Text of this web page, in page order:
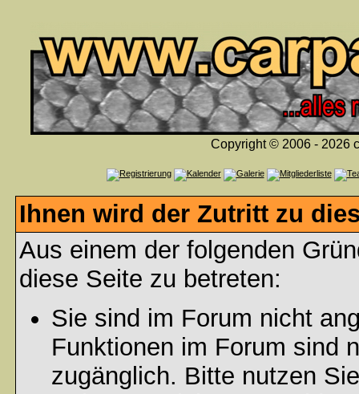
Copyright © 2006 - 2026
Ihnen wird der Zutritt zu
Aus einem der folgenden
diese Seite zu betreten:
Sie sind im Forum nicht
Funktionen im Forum sind
zugänglich. Bitte nutzen